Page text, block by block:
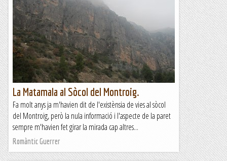
La Matamala al Sòcol del Montroig.
Fa molt anys ja m'havien dit de l'existènsia de vies al sòcol
del Montroig, però la nula informació i l'aspecte de la paret
sempre m'havien fet girar la mirada cap altres...
Romàntic Guerrer